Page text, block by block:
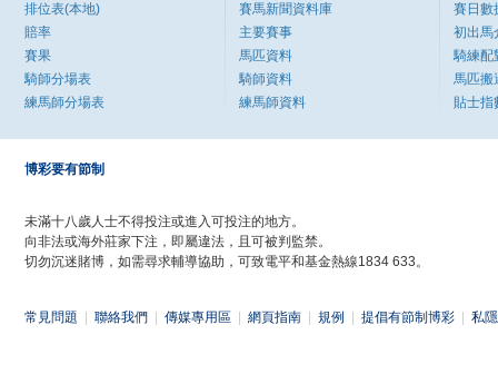
排位表(本地)
賠率
賽果
騎師分場表
練馬師分場表
賽馬新聞資料庫
主要賽事
馬匹資料
騎師資料
練馬師資料
賽日數
初出馬
騎練配
馬匹搬
貼士指
博彩要有節制
未滿十八歲人士不得投注或進入可投注的地方。
向非法或海外莊家下注，即屬違法，且可被判監禁。
切勿沉迷賭博，如需尋求輔導協助，可致電平和基金熱線1834 633。
常見問題 聯絡我們 傳媒專用區 網頁指南 規例 提倡有節制博彩 私